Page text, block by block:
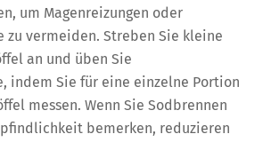
um Magenreizungen oder
zu vermeiden. Streben Sie kleine
an und üben Sie
indem Sie für eine einzelne Portion
messen. Wenn Sie Sodbrennen
bemerken, reduzieren